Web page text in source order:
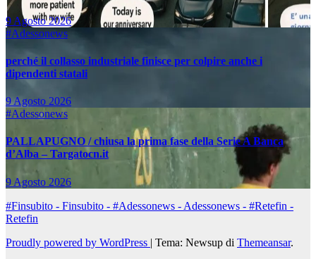
9 Agosto 2026
#Adessonews
perché il collasso industriale finisce per colpire anche i
dipendenti statali
9 Agosto 2026
#Adessonews
PALLAPUGNO / chiusa la prima fase della Serie A Banca
d’Alba – Targatocn.it
9 Agosto 2026
#Finsubito - Finsubito - #Adessonews - Adessonews - #Retefin -
Retefin
Proudly powered by WordPress | Tema: Newsup di Themeansar.